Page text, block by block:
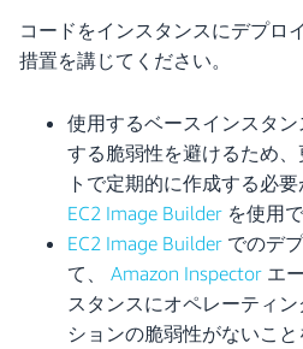
コードをインスタンスにデプロ
措置を講じてください。
使用するベースインスタ
する脆弱性を避けるため
トで定期的に作成する必
EC2 Image Builder を使用
EC2 Image Builder でのデ
て、 Amazon Inspector エ
スタンスにオペレーティ
ションの脆弱性がないこ